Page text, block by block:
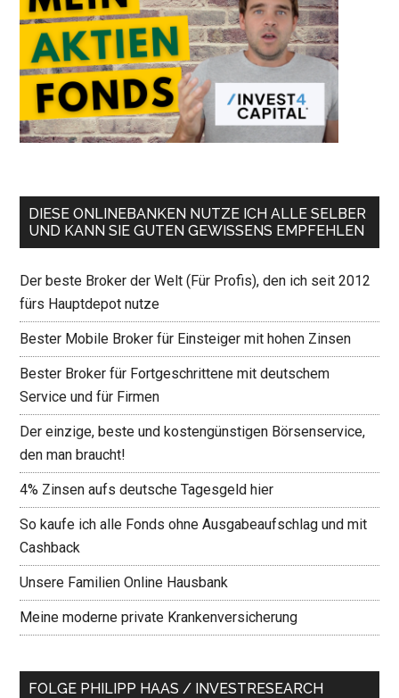
DIESE ONLINEBANKEN NUTZE ICH ALLE SELBER
UND KANN SIE GUTEN GEWISSENS EMPFEHLEN
Der beste Broker der Welt (Für Profis), den ich seit 2012
fürs Hauptdepot nutze
Bester Mobile Broker für Einsteiger mit hohen Zinsen
Bester Broker für Fortgeschrittene mit deutschem
Service und für Firmen
Der einzige, beste und kostengünstigen Börsenservice,
den man braucht!
4% Zinsen aufs deutsche Tagesgeld hier
So kaufe ich alle Fonds ohne Ausgabeaufschlag und mit
Cashback
Unsere Familien Online Hausbank
Meine moderne private Krankenversicherung
FOLGE PHILIPP HAAS / INVESTRESEARCH